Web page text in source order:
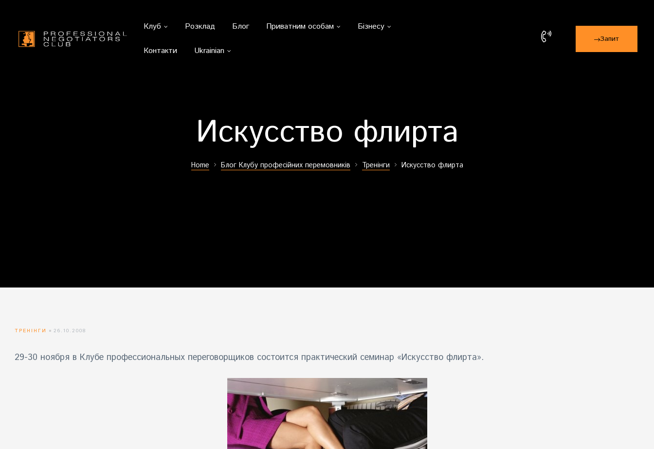
Клуб Розклад Блог Приватним особам Бізнесу
Контакти Ukrainian
Запит
Искусство флирта
Home Блог Клубу професійних перемовників Тренінги Искусство флирта
ТРЕНІНГИ 26.10.2008
29-30 ноября в Клубе профессиональных переговорщиков состоится практический семинар «Искусство флирта».